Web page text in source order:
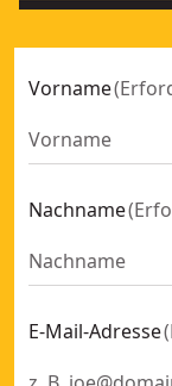
Vorname(
Nachname(
E-Mail-Adresse(